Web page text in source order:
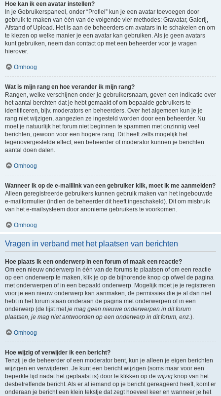
Hoe kan ik een avatar instellen?
In je Gebruikerspaneel, onder “Profiel” kun je een avatar toevoegen door
gebruik te maken van één van de volgende vier methodes: Gravatar, Galerij,
Afstand of Upload. Het is aan de beheerders om avatars in te schakelen en om
te kiezen op welke manier je een avatar kan gebruiken. Als je geen avatars
kunt gebruiken, neem dan contact op met een beheerder voor je vragen
hierover.
Omhoog
Wat is mijn rang en hoe verander ik mijn rang?
Rangen, welke verschijnen onder je gebruikersnaam, geven een indicatie over
het aantal berchten dat je hebt gemaakt of om bepaalde gebruikers te
identificeren, bijv. moderators en beheerders. Over het algemeen kun je je
rang niet wijzigen, aangezien ze ingesteld worden door een beheerder. Nu
moet je natuurlijk het forum niet beginnen te spammen met onzinnig veel
berichten, gewoon voor een hogere rang. Dit heeft zelfs mogelijk het
tegenovergestelde effect, een beheerder of moderator kunnen je berichten
aantal doen dalen.
Omhoog
Wanneer ik op de e-maillink van een gebruiker klik, moet ik me aanmelden?
Alleen geregistreerde gebruikers kunnen gebruik maken van het ingebouwde
e-mailformulier (indien de beheerder dit heeft ingeschakeld). Dit om misbruik
van het e-mailsysteem door anonieme gebruikers te voorkomen.
Omhoog
Vragen in verband met het plaatsen van berichten
Hoe plaats ik een onderwerp in een forum of maak een reactie?
Om een nieuw onderwerp in één van de forums te plaatsen of om een reactie
op een onderwerp te maken, klik je op de bijhorende knop op ofwel de pagina
met onderwerpen of in een bepaald onderwerp. Mogelijk moet je je registreren
voor je een nieuw onderwerp kan aanmaken, de permissies die je al dan niet
hebt in het forum staan onderaan de pagina met onderwerpen of in een
onderwerp (de lijst metje mag geen nieuwe onderwerpen in dit forum
plaatsen, je mag niet antwoorden op een onderwerp in dit forum, enz.).
Omhoog
Hoe wijzig of verwijder ik een bericht?
Tenzij je de beheerder of een moderator bent, kun je alleen je eigen berichten
wijzigen en verwijderen. Je kunt een bericht wijzigen (soms maar voor een
beperkte tijd nadat het geplaatst is) door te klikken op de wijzig knop van het
desbetreffende bericht. Als er al iemand op je bericht gereageerd heeft, komt er
onderaan je bericht een klein tekstje dat zegt hoeveel keer en wanneer je het